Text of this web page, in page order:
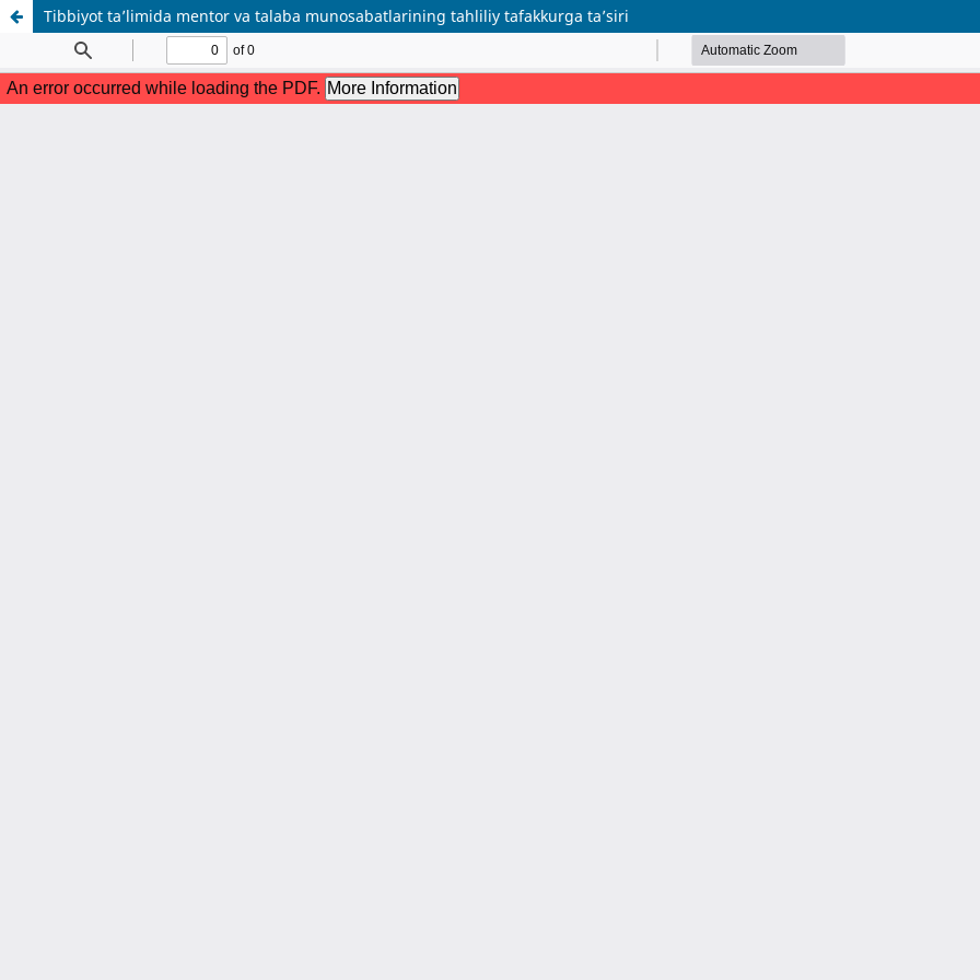
Tibbiyot ta’limida mentor va talaba munosabatlarining tahliliy tafakkurga ta’siri